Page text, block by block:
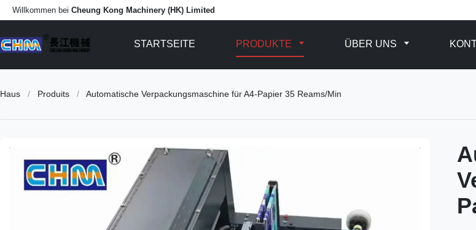
Willkommen bei Cheung Kong Machinery (HK) Limited
STARTSEITE PRODUKTE ÜBER UNS
Haus / Produits / Automatische Verpackungsmaschine für A4-Papier 35 Reams/Min